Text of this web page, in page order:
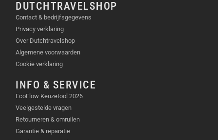
DUTCHTRAVELSHOP
Contact & bedrijfsgegevens
Privacy verklaring
Over Dutchtravelshop
Algemene voorwaarden
Cookie verklaring
INFO & SERVICE
EcoFlow Keuzetool 2026
Veelgestelde vragen
Retourneren & omruilen
Garantie & reparatie